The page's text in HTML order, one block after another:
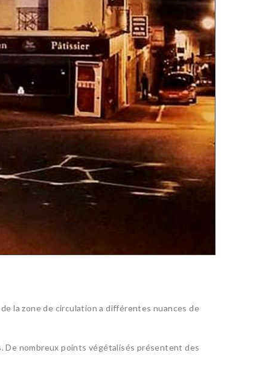
la zone de circulation a différentes nuances de
De nombreux points végétalisés présentent des